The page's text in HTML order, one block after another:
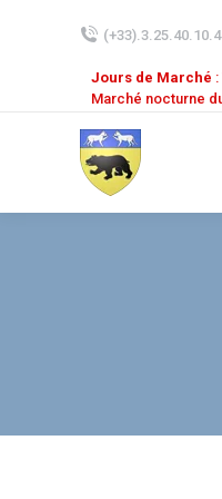
Jours de Marché
Marché nocturne